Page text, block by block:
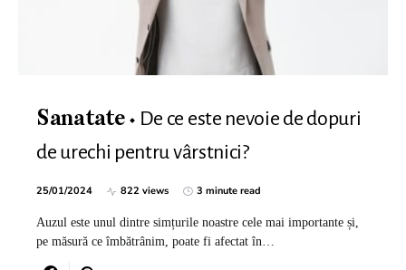
Sanatate
De ce este nevoie de dopuri
de urechi pentru vârstnici?
25/01/2024 822 views 3 minute read
Auzul este unul dintre simțurile noastre cele mai importante și,
pe măsură ce îmbătrânim, poate fi afectat în…